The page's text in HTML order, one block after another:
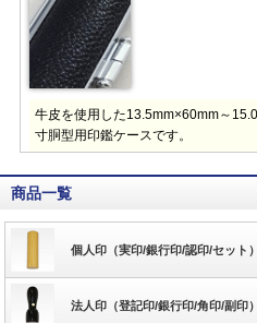
牛皮を使用した13.5mm×60mm～
寸胴型用印鑑ケースです。
商品一覧
個人印（実印/銀行印/認印/セット）
法人印（登記印/銀行印/角印/副印）